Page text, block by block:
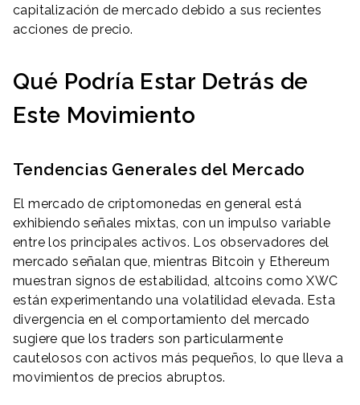
capitalización de mercado debido a sus recientes
acciones de precio.
Qué Podría Estar Detrás de
Este Movimiento
Tendencias Generales del Mercado
El mercado de criptomonedas en general está
exhibiendo señales mixtas, con un impulso variable
entre los principales activos. Los observadores del
mercado señalan que, mientras Bitcoin y Ethereum
muestran signos de estabilidad, altcoins como XWC
están experimentando una volatilidad elevada. Esta
divergencia en el comportamiento del mercado
sugiere que los traders son particularmente
cautelosos con activos más pequeños, lo que lleva a
movimientos de precios abruptos.